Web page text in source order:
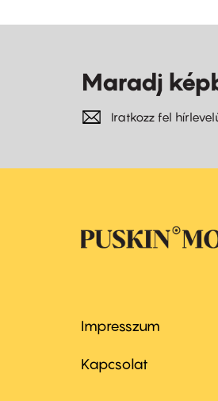
Maradj
Iratkozz fel
Footer
menu
Impresszum
Kapcsolat